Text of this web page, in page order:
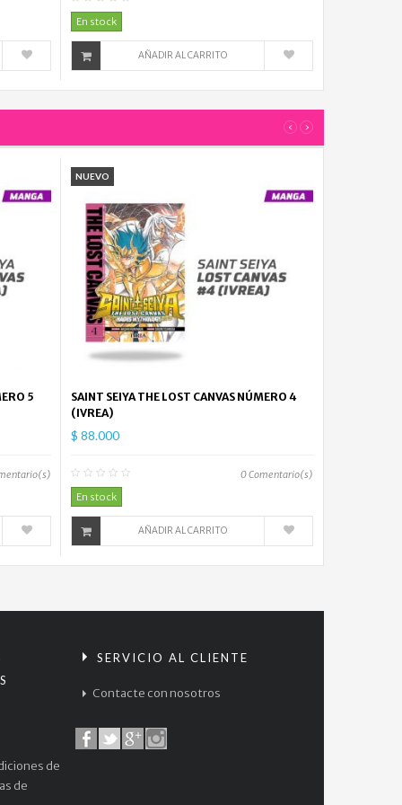
En stock
AÑADIR AL CARRITO
‹ ›
5
NUEVO
SAINT SEIYA THE LOST CANVAS NÚMERO 4
(IVREA)
$ 88.000
0Comentario(s)
En stock
AÑADIR AL CARRITO
de
de
SERVICIO AL CLIENTE
Contacte con nosotros